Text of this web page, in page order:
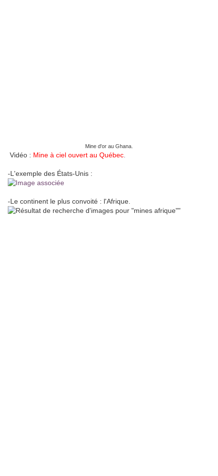
Mine d'or au Ghana.
Vidéo : Mine à ciel ouvert au Québec
-L'exemple des États-Unis :
-Le continent le plus convoité : l'Afrique.